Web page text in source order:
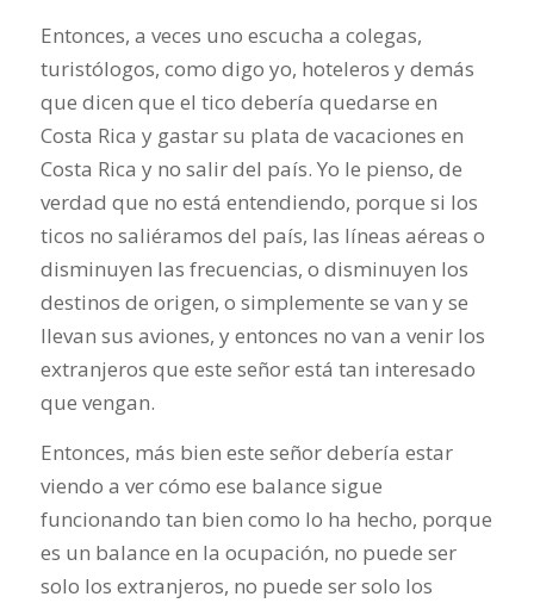
Entonces, a veces uno escucha a colegas,
turistólogos, como digo yo, hoteleros y demás
que dicen que el tico debería quedarse en
Costa Rica y gastar su plata de vacaciones en
Costa Rica y no salir del país. Yo le pienso, de
verdad que no está entendiendo, porque si los
ticos no saliéramos del país, las líneas aéreas o
disminuyen las frecuencias, o disminuyen los
destinos de origen, o simplemente se van y se
llevan sus aviones, y entonces no van a venir los
extranjeros que este señor está tan interesado
que vengan.
Entonces, más bien este señor debería estar
viendo a ver cómo ese balance sigue
funcionando tan bien como lo ha hecho, porque
es un balance en la ocupación, no puede ser
solo los extranjeros, no puede ser solo los